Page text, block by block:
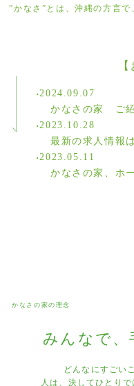
”かなさ”とは、沖縄の方言
2024.09.07
かなさの家 ご紹
2023.10.28
最新の求人情報
2023.05.11
かなさの家、ホ
かなさの家の理念
みんなで、
どんなにすごい
人は、決してひとり